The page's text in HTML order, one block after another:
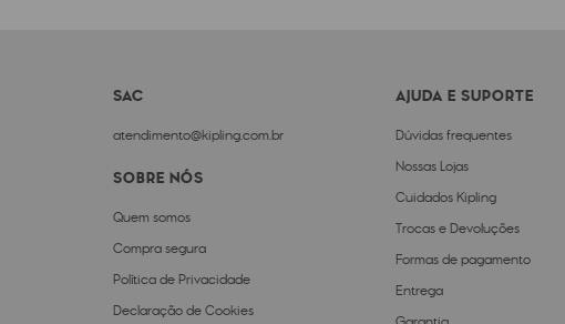
SAC
atendimento@kipling.com.br
SOBRE NÓS
Quem somos
Compra segura
Política de Privacidade
Declaração de Cookies
AJUDA E SUPORTE
Dúvidas frequentes
Nossas Lojas
Cuidados Kipling
Trocas e Devoluções
Formas de pagamento
Entrega